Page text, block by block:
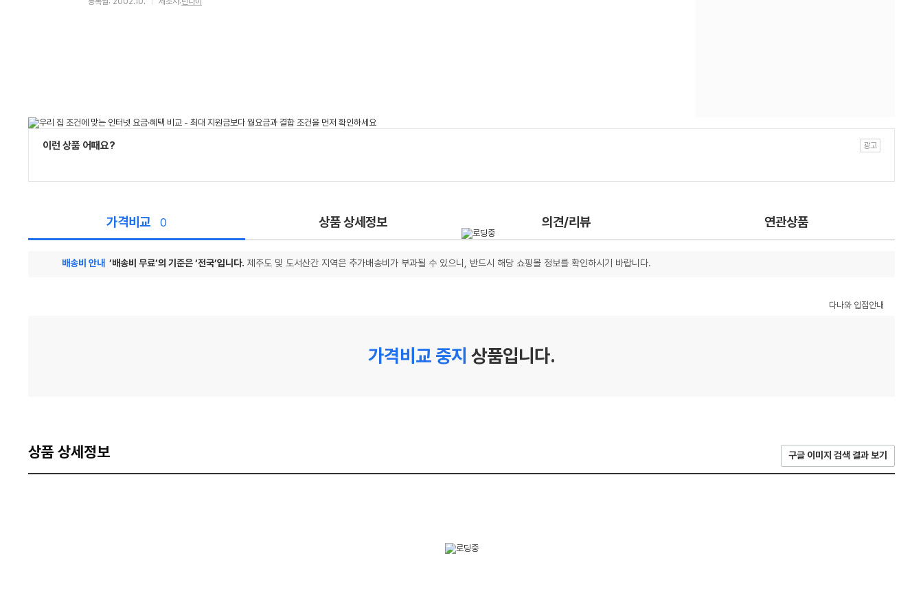
이런 상품 어때요?
가격비교 0 상품 상세정보 의견/리뷰 연관상품
배송비 안내 ’배송비 무료’의 기준은 ‘전국’입니다. 제주도 및 도서산간 지역은 추가배송비가 부과될 수 있으니, 반드시 해당 쇼핑몰 정보를 확인하시기 바랍니다.
다나와 입점안내
가격비교 중지 상품입니다.
상품 상세정보 구글 이미지 검색 결과 보기